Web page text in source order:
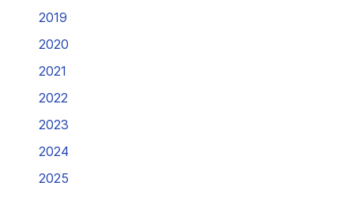
2019
2020
2021
2022
2023
2024
2025